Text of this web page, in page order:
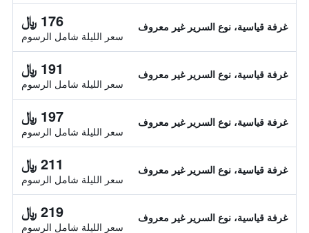
غرفة قياسية، نوع السرير غير معروف 176 ﷼
سعر الليلة شامل الرسوم
غرفة قياسية، نوع السرير غير معروف 191 ﷼
سعر الليلة شامل الرسوم
غرفة قياسية، نوع السرير غير معروف 197 ﷼
سعر الليلة شامل الرسوم
غرفة قياسية، نوع السرير غير معروف 211 ﷼
سعر الليلة شامل الرسوم
غرفة قياسية، نوع السرير غير معروف 219 ﷼
سعر الليلة شامل الرسوم